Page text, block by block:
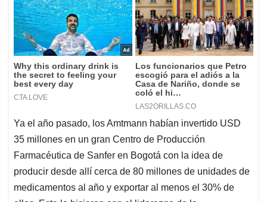
Ya el año pasado, los Amtmann habían invertido USD
35 millones en un gran Centro de Producción
Farmacéutica de Sanfer en Bogotá con la idea de
producir desde allí cerca de 80 millones de unidades de
medicamentos al año y exportar al menos el 30% de